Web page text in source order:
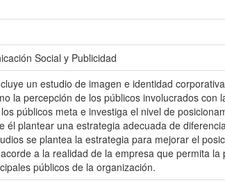
Social y Publicidad
un estudio de imagen e identidad
la percepción de los públicos involucrados
públicos meta e investiga el nivel de
él plantear una estrategia adecuada de
se plantea la estrategia para mejorar el
a la realidad de la empresa que permita
públicos de la organización.